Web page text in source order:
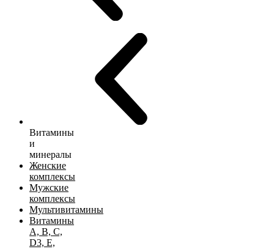
Витамины
и
минералы
Женские
комплексы
Мужские
комплексы
Мультивитамины
Витамины
А, B, C,
D3, Е,